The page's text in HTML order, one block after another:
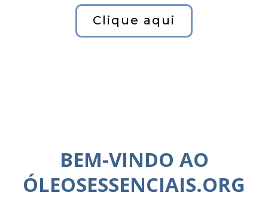
Clique aqui
BEM-VINDO AO
ÓLEOSESSENCIAIS.ORG